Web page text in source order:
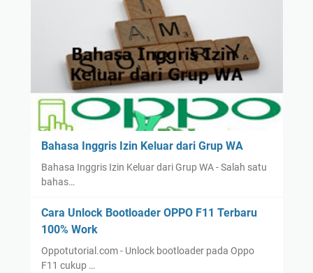
Bahasa Inggris Izin Keluar dari Grup WA
Bahasa Inggris Izin Keluar dari Grup WA - Salah satu
bahas…
Cara Unlock Bootloader OPPO F11 Terbaru
100% Work
Oppotutorial.com - Unlock bootloader pada Oppo
F11 cukup …